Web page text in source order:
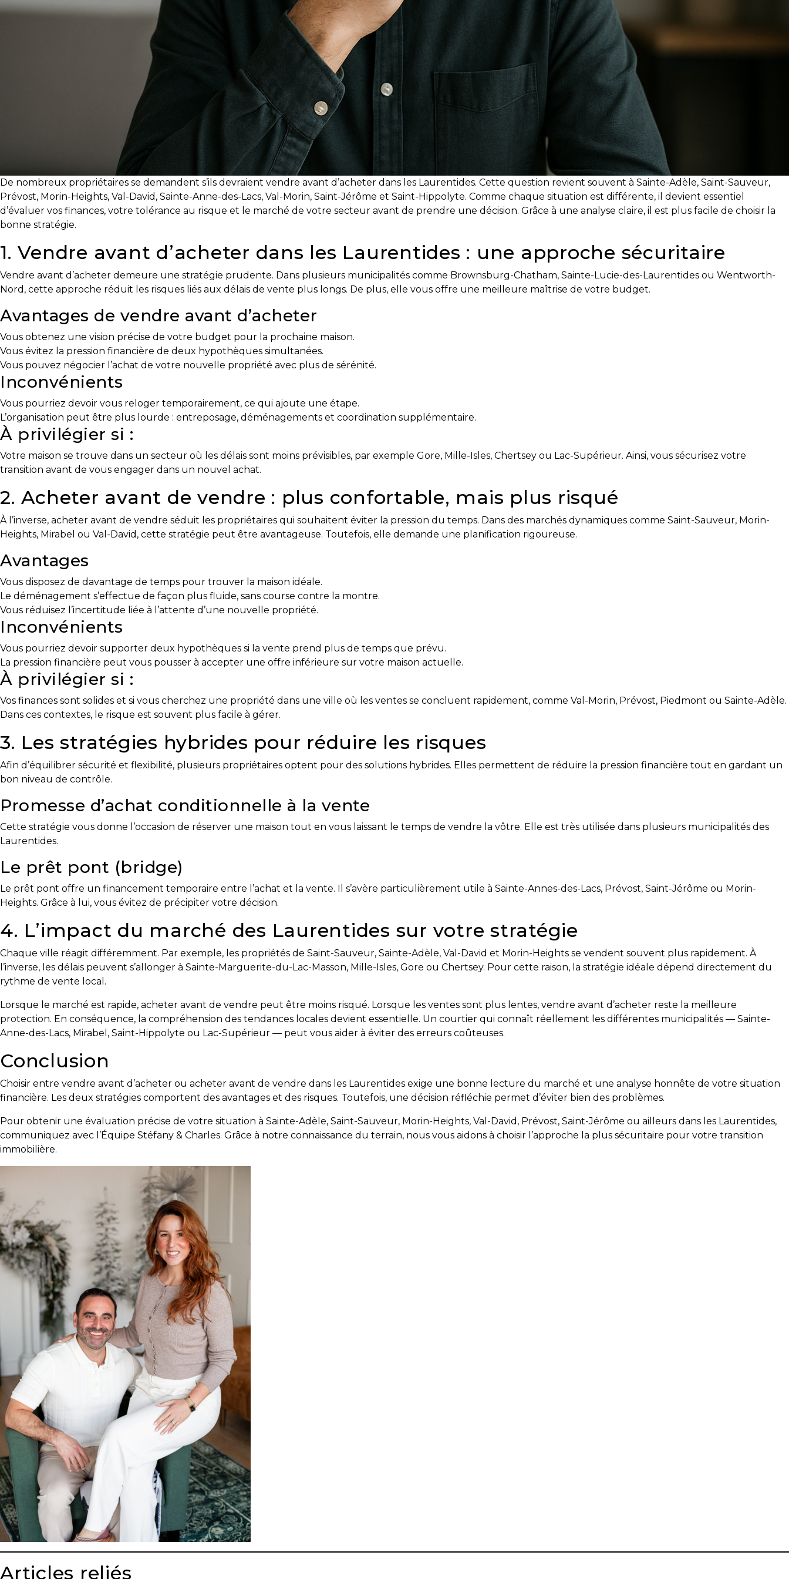
courtier
Devenir
propriétaire
:
UNE
EXCELLENTE
DÉCISION
!
Frais
démarrage
:
y
avez-
vous
Locataire
Pourquoi
faire
affaire
un
immobilier
le
d’analyser
vos
besoins
en
ligne
Avec
un
immobilier,
vous
êtes
bien
courtier
immobilier
votre
chemin
vers
tranquillité
Le
défi
vendre
à
juste
prix
documents
à
avoir
en
main
Pour
faites
bonne
impression!
Activi-
T
Programme
Visibili-
Programmes
exclusifs
De nombreux propriétaires se demandent s’ils devraient vendre avant d’acheter dans les Laurentides. Cette question revient souvent à Sainte-Adèle, Saint-Sauveur,
Prévost, Morin-Heights, Val-David, Sainte-Anne-des-Lacs, Val-Morin, Saint-Jérôme et Saint-Hippolyte. Comme chaque situation est différente, il devient essentiel
d’évaluer vos finances, votre tolérance au risque et le marché de votre secteur avant de prendre une décision. Grâce à une analyse claire, il est plus facile de choisir la
bonne stratégie.
1. Vendre avant d’acheter dans les Laurentides : une approche sécuritaire
Vendre avant d’acheter demeure une stratégie prudente. Dans plusieurs municipalités comme Brownsburg-Chatham, Sainte-Lucie-des-Laurentides ou Wentworth-
Nord, cette approche réduit les risques liés aux délais de vente plus longs. De plus, elle vous offre une meilleure maîtrise de votre budget.
Avantages de vendre avant d’acheter
Vous obtenez une vision précise de votre budget pour la prochaine maison.
Vous évitez la pression financière de deux hypothèques simultanées.
Vous pouvez négocier l’achat de votre nouvelle propriété avec plus de sérénité.
Inconvénients
Vous pourriez devoir vous reloger temporairement, ce qui ajoute une étape.
L’organisation peut être plus lourde : entreposage, déménagements et coordination supplémentaire.
À privilégier si :
Votre maison se trouve dans un secteur où les délais sont moins prévisibles, par exemple Gore, Mille-Isles, Chertsey ou Lac-Supérieur. Ainsi, vous sécurisez votre
transition avant de vous engager dans un nouvel achat.
2. Acheter avant de vendre : plus confortable, mais plus risqué
À l’inverse, acheter avant de vendre séduit les propriétaires qui souhaitent éviter la pression du temps. Dans des marchés dynamiques comme Saint-Sauveur, Morin-
Heights, Mirabel ou Val-David, cette stratégie peut être avantageuse. Toutefois, elle demande une planification rigoureuse.
Avantages
Vous disposez de davantage de temps pour trouver la maison idéale.
Le déménagement s’effectue de façon plus fluide, sans course contre la montre.
Vous réduisez l’incertitude liée à l’attente d’une nouvelle propriété.
Inconvénients
Vous pourriez devoir supporter deux hypothèques si la vente prend plus de temps que prévu.
La pression financière peut vous pousser à accepter une offre inférieure sur votre maison actuelle.
À privilégier si :
Vos finances sont solides et si vous cherchez une propriété dans une ville où les ventes se concluent rapidement, comme Val-Morin, Prévost, Piedmont ou Sainte-Adèle.
Dans ces contextes, le risque est souvent plus facile à gérer.
3. Les stratégies hybrides pour réduire les risques
Afin d’équilibrer sécurité et flexibilité, plusieurs propriétaires optent pour des solutions hybrides. Elles permettent de réduire la pression financière tout en gardant un
bon niveau de contrôle.
Promesse d’achat conditionnelle à la vente
Cette stratégie vous donne l’occasion de réserver une maison tout en vous laissant le temps de vendre la vôtre. Elle est très utilisée dans plusieurs municipalités des
Laurentides.
Le prêt pont (bridge)
Le prêt pont offre un financement temporaire entre l’achat et la vente. Il s’avère particulièrement utile à Sainte-Annes-des-Lacs, Prévost, Saint-Jérôme ou Morin-
Heights. Grâce à lui, vous évitez de précipiter votre décision.
4. L’impact du marché des Laurentides sur votre stratégie
Chaque ville réagit différemment. Par exemple, les propriétés de Saint-Sauveur, Sainte-Adèle, Val-David et Morin-Heights se vendent souvent plus rapidement. À
l’inverse, les délais peuvent s’allonger à Sainte-Marguerite-du-Lac-Masson, Mille-Isles, Gore ou Chertsey. Pour cette raison, la stratégie idéale dépend directement du
rythme de vente local.
Lorsque le marché est rapide, acheter avant de vendre peut être moins risqué. Lorsque les ventes sont plus lentes, vendre avant d’acheter reste la meilleure
protection. En conséquence, la compréhension des tendances locales devient essentielle. Un courtier qui connaît réellement les différentes municipalités — Sainte-
Anne-des-Lacs, Mirabel, Saint-Hippolyte ou Lac-Supérieur — peut vous aider à éviter des erreurs coûteuses.
Conclusion
Choisir entre vendre avant d’acheter ou acheter avant de vendre dans les Laurentides exige une bonne lecture du marché et une analyse honnête de votre situation
financière. Les deux stratégies comportent des avantages et des risques. Toutefois, une décision réfléchie permet d’éviter bien des problèmes.
Pour obtenir une évaluation précise de votre situation à Sainte-Adèle, Saint-Sauveur, Morin-Heights, Val-David, Prévost, Saint-Jérôme ou ailleurs dans les Laurentides,
communiquez avec l’Équipe Stéfany & Charles. Grâce à notre connaissance du terrain, nous vous aidons à choisir l’approche la plus sécuritaire pour votre transition
immobilière.
Articles reliés